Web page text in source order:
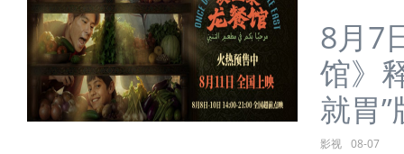
8月7
馆》
就胃
影视 08-07